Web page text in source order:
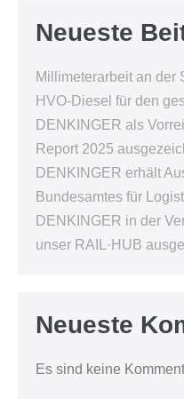
Neueste
Millimeterarbeit an der
HVO-Diesel für den
DENKINGER als
Report 2025
DENKINGER erhält
Bundesamtes für
DENKINGER in der
unser RAIL·HUB
Neueste
Es sind keine